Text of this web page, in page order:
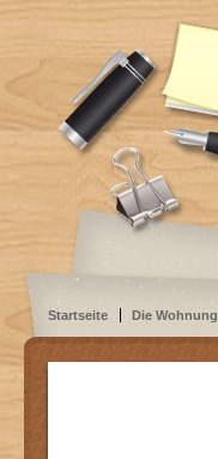
Startseite Die Wohnung